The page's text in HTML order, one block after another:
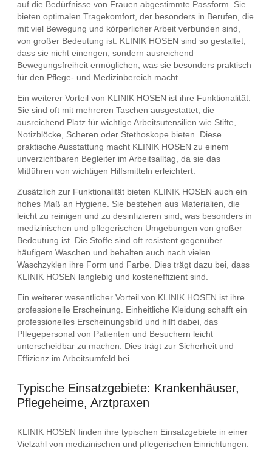
auf die Bedürfnisse von Frauen abgestimmte Passform. Sie
bieten optimalen Tragekomfort, der besonders in Berufen, die
mit viel Bewegung und körperlicher Arbeit verbunden sind,
von großer Bedeutung ist. KLINIK HOSEN sind so gestaltet,
dass sie nicht einengen, sondern ausreichend
Bewegungsfreiheit ermöglichen, was sie besonders praktisch
für den Pflege- und Medizinbereich macht.
Ein weiterer Vorteil von KLINIK HOSEN ist ihre Funktionalität.
Sie sind oft mit mehreren Taschen ausgestattet, die
ausreichend Platz für wichtige Arbeitsutensilien wie Stifte,
Notizblöcke, Scheren oder Stethoskope bieten. Diese
praktische Ausstattung macht KLINIK HOSEN zu einem
unverzichtbaren Begleiter im Arbeitsalltag, da sie das
Mitführen von wichtigen Hilfsmitteln erleichtert.
Zusätzlich zur Funktionalität bieten KLINIK HOSEN auch ein
hohes Maß an Hygiene. Sie bestehen aus Materialien, die
leicht zu reinigen und zu desinfizieren sind, was besonders in
medizinischen und pflegerischen Umgebungen von großer
Bedeutung ist. Die Stoffe sind oft resistent gegenüber
häufigem Waschen und behalten auch nach vielen
Waschzyklen ihre Form und Farbe. Dies trägt dazu bei, dass
KLINIK HOSEN langlebig und kosteneffizient sind.
Ein weiterer wesentlicher Vorteil von KLINIK HOSEN ist ihre
professionelle Erscheinung. Einheitliche Kleidung schafft ein
professionelles Erscheinungsbild und hilft dabei, das
Pflegepersonal von Patienten und Besuchern leicht
unterscheidbar zu machen. Dies trägt zur Sicherheit und
Effizienz im Arbeitsumfeld bei.
Typische Einsatzgebiete: Krankenhäuser,
Pflegeheime, Arztpraxen
KLINIK HOSEN finden ihre typischen Einsatzgebiete in einer
Vielzahl von medizinischen und pflegerischen Einrichtungen.